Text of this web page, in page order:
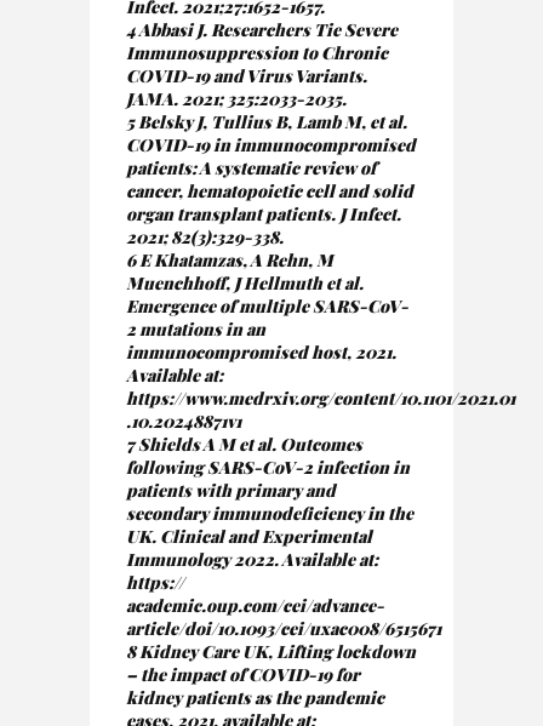
Infect. 2021;27:1652-1657.
4 Abbasi J. Researchers Tie Severe
Immunosuppression to Chronic
COVID-19 and Virus Variants.
JAMA. 2021; 325:2033-2035.
5 Belsky J, Tullius B, Lamb M, et al.
COVID-19 in immunocompromised
patients: A systematic review of
cancer, hematopoietic cell and solid
organ transplant patients. J Infect.
2021; 82(3):329-338.
6 E Khatamzas, A Rehn, M
Muenchhoff, J Hellmuth et al.
Emergence of multiple SARS-CoV-
2 mutations in an
immunocompromised host, 2021.
Available at:
https://www.medrxiv.org/content/10.1101/2021.01
.10.20248871v1
7 Shields A M et al. Outcomes
following SARS-CoV-2 infection in
patients with primary and
secondary immunodeficiency in the
UK. Clinical and Experimental
Immunology 2022. Available at:
https://
academic.oup.com/cei/advance-
article/doi/10.1093/cei/uxac008/6515671
8 Kidney Care UK, Lifting lockdown
– the impact of COVID-19 for
kidney patients as the pandemic
eases, 2021, available at: